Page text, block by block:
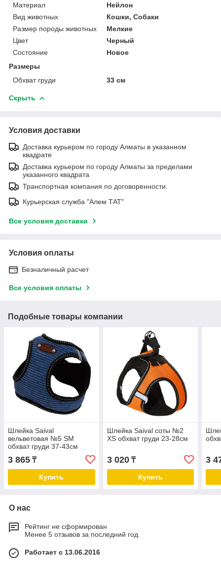
Материал
Нейлон
Вид животных
Кошки, Собаки
Размер породы животных
Мелкие
Цвет
Черный
Состояние
Новое
Размеры
Обхват груди
33 см
Скрыть
Условия доставки
Доставка курьером по городу Алматы в указанном
квадрате
Доставка курьером по городу Алматы за пределами
указанного квадрата
Транспортная компания по договоренности.
Курьерская служба "Алем ТАТ"
Все условия доставки
Условия оплаты
Безналичный расчет
Все условия оплаты
Подобные товары компании
Шлейка Saival
вельветовая №5 SМ
обхват груди 37-43см
3 865 ₸
Купить
Шлейка Saival соты №2
XS обхват груди 23-28см
3 020₸
Купить
3
О нас
Рейтинг не сформирован
Менее 5 отзывов за последний год
Работает с 13.06.2016